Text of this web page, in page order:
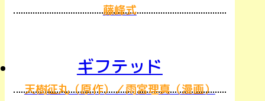
藤峰式
ギフテッド
天樹征丸（原作）／雨宮理真（漫画）